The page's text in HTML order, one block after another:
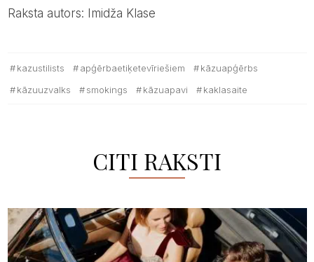
Raksta autors: Imidža Klase
kazustilists apģērbaetiķetevīriešiem
kāzuapģērbs
kāzuuzvalks
smokings kāzuapavi kaklasaite
CITI RAKSTI